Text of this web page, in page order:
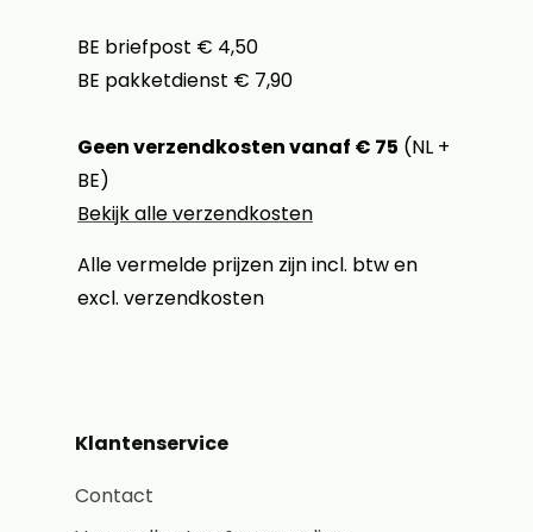
BE briefpost € 4,50
BE pakketdienst € 7,90
Geen verzendkosten vanaf € 75 (NL +
BE)
Bekijk alle verzendkosten
Alle vermelde prijzen zijn incl. btw en
excl. verzendkosten
Klantenservice
Contact